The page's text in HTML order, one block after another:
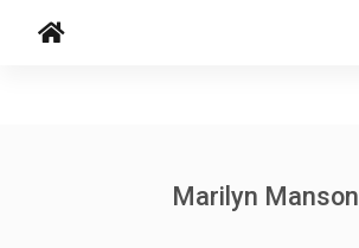
Marilyn Manson